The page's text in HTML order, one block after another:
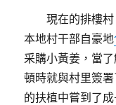
現在的排樓
本地村干部自豪地
采購小黃姜，當
頓時就與村里簽
的扶植中嘗到了